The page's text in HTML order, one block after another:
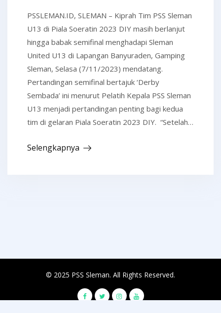
PSSLEMAN.ID, SLEMAN – Kiprah Tim PSS Sleman
U13 di Piala Soeratin 2023 DIY masih berlanjut
hingga babak semifinal menghadapi Sleman
United U13 di Lapangan Banyuraden, Gamping
Sleman, Selasa (7/11/2023) mendatang.
Pertandingan semifinal bertajuk ‘Derby
Sembada’ ini menurut Pelatih Kepala PSS Sleman
U13 menjadi pertandingan penting bagi kedua
tim di gelaran Piala Soeratin 2023 DIY. “Setelah…
Selengkapnya
© 2025 PSS Sleman. All Rights Reserved.